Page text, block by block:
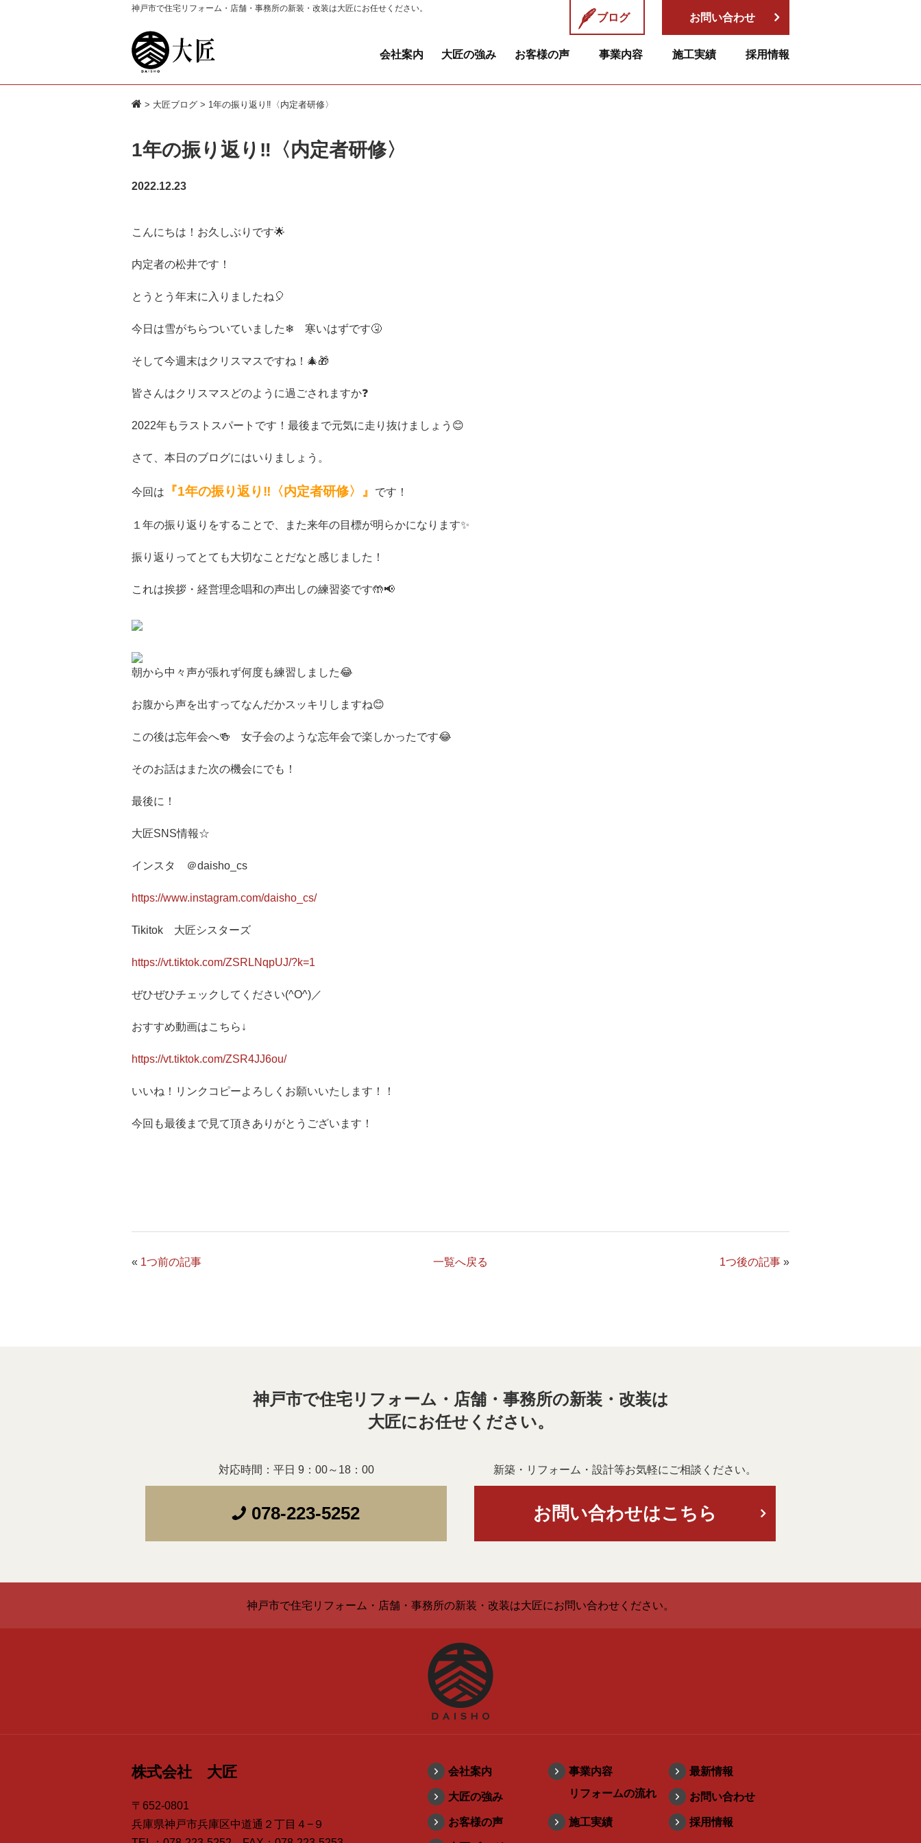
神戸市で住宅リフォーム・店舗・事務所の新装・改装は大匠にお任せください。
お問い合わせ
ブログ
会社案内 大匠の強み お客様の声 事業内容 施工実績 採用情報
> 大匠ブログ > 1年の振り返り‼〈内定者研修〉
1年の振り返り‼〈内定者研修〉
2022.12.23
こんにちは！お久しぶりです🌟
内定者の松井です！
とうとう年末に入りましたね🎈
今日は雪がちらついていました❄ 寒いはずです🤧
そして今週末はクリスマスですね！🎄🎁
皆さんはクリスマスどのように過ごされますか❓
2022年もラストスパートです！最後まで元気に走り抜けましょう😊
さて、本日のブログにはいりましょう。
今回は 『1年の振り返り‼〈内定者研修〉』 です！
１年の振り返りをすることで、また来年の目標が明らかになります✨
振り返りってとても大切なことだなと感じました！
これは挨拶・経営理念唱和の声出しの練習姿です🤲📢
朝から中々声が張れず何度も練習しました😂
お腹から声を出すってなんだかスッキリしますね😊
この後は忘年会へ🍻 女子会のような忘年会で楽しかったです😂
そのお話はまた次の機会にでも！
最後に！
大匠SNS情報☆
インスタ ＠daisho_cs
https://www.instagram.com/daisho_cs/
Tikitok 大匠シスターズ
https://vt.tiktok.com/ZSRLNqpUJ/?k=1
ぜひぜひチェックしてください(^O^)／
おすすめ動画はこちら↓
https://vt.tiktok.com/ZSR4JJ6ou/
いいね！リンクコピーよろしくお願いいたします！！
今回も最後まで見て頂きありがとうございます！
« 1つ前の記事 一覧へ戻る 1つ後の記事 »
神戸市で住宅リフォーム・店舗・事務所の新装・改装は
大匠にお任せください。
対応時間：平日 9：00～18：00
078-223-5252
新築・リフォーム・設計等お気軽にご相談ください。
お問い合わせはこちら
神戸市で住宅リフォーム・店舗・事務所の新装・改装は大匠にお問い合わせください。
株式会社 大匠
〒652-0801
兵庫県神戸市兵庫区中道通２丁目４−９
会社案内
大匠の強み
お客様の声
事業内容
リフォームの流れ
施工実績
最新情報
お問い合わせ
採用情報